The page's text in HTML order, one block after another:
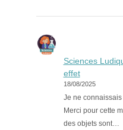
Sciences
effet
18/08/2025
Je ne
Merci pour cette
des objets sont…